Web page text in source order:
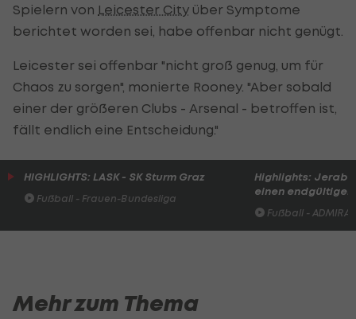
Spielern von Leicester City über Symptome
berichtet worden sei, habe offenbar nicht genügt.
Leicester sei offenbar "nicht groß genug, um für
Chaos zu sorgen", monierte Rooney. "Aber sobald
einer der größeren Clubs - Arsenal - betroffen ist,
fällt endlich eine Entscheidung."
HIGHLIGHTS: LASK - SK Sturm Graz
Fußball - Frauen-Bundesliga
Highlights:
einen
Fußball -
Mehr zum Thema